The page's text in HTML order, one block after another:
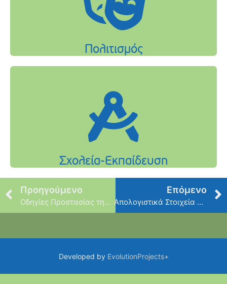
Προηγούμενο
Οδηγίες Προστασίας της Δημόσιας Υγείας μετά από Πλημμύρα
Επόμενο
Απολογιστικά Στοιχεία Δήμου: Αύγουστος 2023
Developed by EvolutionProjects+